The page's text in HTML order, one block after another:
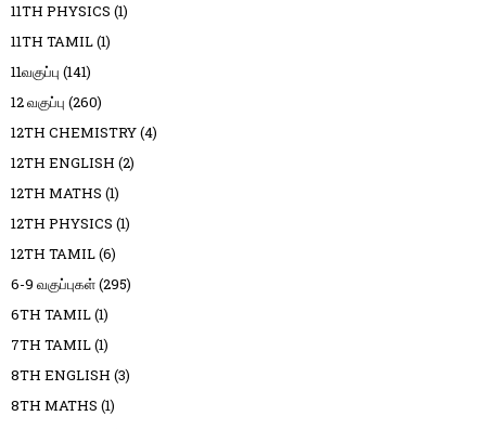
11TH PHYSICS (1)
11TH TAMIL(1)
11வகுப்பு (141)
12 வகுப்பு (260)
12TH CHEMISTRY(4)
12TH ENGLISH (2)
12TH MATHS (1)
12TH PHYSICS (1)
12TH TAMIL(6)
6-9 வகுப்புகள்(295)
6TH TAMIL(1)
7TH TAMIL(1)
8TH ENGLISH (3)
8TH MATHS (1)